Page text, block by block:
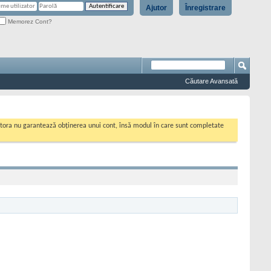
Înregistrare
Ajutor
Memorez Cont?
Căutare Avansată
nu garantează obținerea unui cont, însă modul în care sunt completate